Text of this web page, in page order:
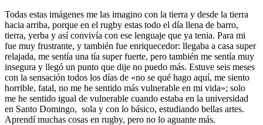
Todas estas imágenes me las imagino con la tierra y desde la tierra
hacia arriba, porque en el rugby estas todo el día llena de barro,
tierra, yerba y así convivía con ese lenguaje que ya tenia. Para mi
fue muy frustrante, y también fue enriquecedor: llegaba a casa super
relajada, me sentía una tía super fuerte, pero también me sentía muy
insegura y llegó un punto que dije no puedo más. Estuve seis meses
con la sensación todos los días de «no se qué hago aquí, me siento
horrible, fatal, no me he sentido más vulnerable en mi vida»; solo
me he sentido igual de vulnerable cuando estaba en la universidad
en Santo Domingo, sola y con lo básico, estudiando bellas artes.
Aprendí muchas cosas en rugby, pero no lo aguante más.